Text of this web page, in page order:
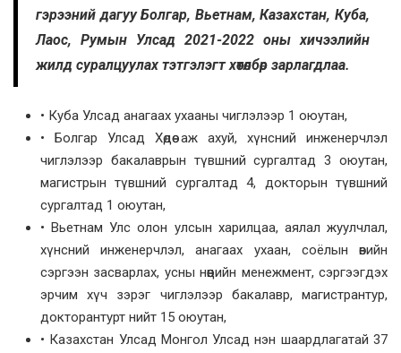
гэрээний дагуу Болгар, Вьетнам, Казахстан, Куба,
Лаос, Румын Улсад 2021-2022 оны хичээлийн
жилд суралцуулах тэтгэлэгт хөтөлбөр зарлагдлаа.
• Куба Улсад анагаах ухааны чиглэлээр 1 оюутан,
• Болгар Улсад Хөдөө аж ахуй, хүнсний инженерчлэл
чиглэлээр бакалаврын түвшний сургалтад 3 оюутан,
магистрын түвшний сургалтад 4, докторын түвшний
сургалтад 1 оюутан,
• Вьетнам Улс олон улсын харилцаа, аялал жуулчлал,
хүнсний инженерчлэл, анагаах ухаан, соёлын өвийн
сэргээн засварлах, усны нөөцийн менежмент, сэргээгдэх
эрчим хүч зэрэг чиглэлээр бакалавр, магистрантур,
докторантурт нийт 15 оюутан,
• Казахстан Улсад Монгол Улсад нэн шаардлагатай 37